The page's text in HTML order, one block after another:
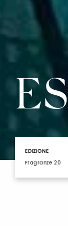
EDIZIONE
Fragranze 20